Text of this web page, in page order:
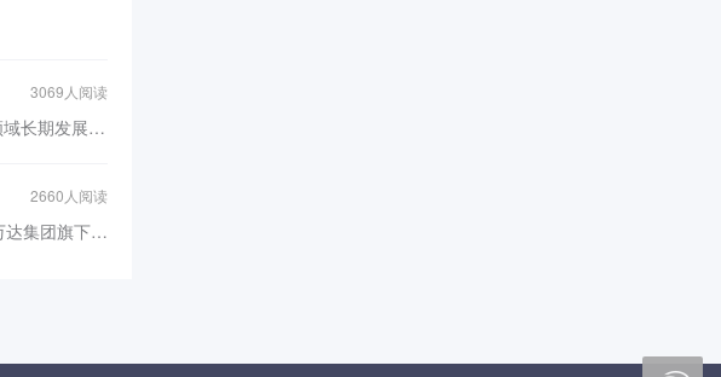
● 对上下的工作衔接有处理能力，快速学习能力及抗压能力，喜欢并且倾向在市场营销领域长期发展。 ● 有良好的软文撰写能力，英语能力良好通过GET6，可以快速浏览英语文件，计算机OFFICE熟练,会PS。有微信公众号运营经验。 ● 性格外向，执行力强，表达能力与沟通能力俱佳，做事情喜欢有目标有计划性，有较强的团队协作精神。
3069人阅读
项目介绍绫致时装集团在时装行业淡季联合万达集团推出促销活动，并通过线上媒体和万达集团旗下飞凡app传播活动信息。我的职责1. 负责相关公关稿件、新闻稿件的撰写； 2. 负责媒体沟通联络，协调稿件发布时间； 3. 进行相关报表的汇总整理。
2660人阅读